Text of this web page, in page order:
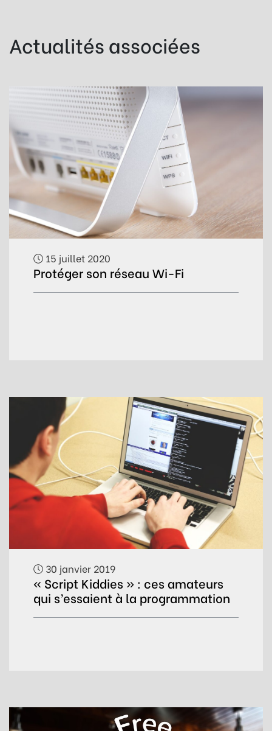
Actualités associées
15 juillet 2020
Protéger son réseau Wi-Fi
30 janvier 2019
« Script Kiddies » : ces amateurs
qui s’essaient à la programmation